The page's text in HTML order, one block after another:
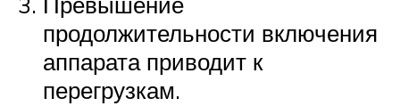
продолжительности включения
аппарата приводит к
перегрузкам.